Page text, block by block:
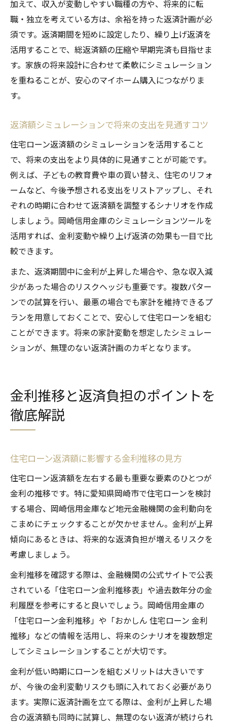
加えて、収入が変動しやすい職種の方や、将来的に転
職・独立を考えている方は、余裕を持った返済計画が必
須です。返済期間を短めに設定したり、繰り上げ返済を
活用することで、総返済額の圧縮や早期完済も目指せま
す。家族の将来設計に合わせて柔軟にシミュレーション
を重ねることが、安心のマイホーム購入につながりま
す。
返済額シミュレーションで将来の支出を見通すコツ
住宅ローン返済額のシミュレーションを活用すること
で、将来の支出をより具体的に見通すことが可能です。
例えば、子どもの教育費や車の買い替え、住宅のリフォ
ームなど、今後予想される支出をリストアップし、それ
ぞれの時期に合わせて返済額を調整するシナリオを作成
しましょう。岡崎信用金庫のシミュレーションツールを
活用すれば、金利変動や繰り上げ返済の効果も一目で比
較できます。
また、返済期間中に金利が上昇した場合や、急な収入減
少があった場合のリスクヘッジも重要です。複数パター
ンでの試算を行い、最悪の場合でも家計を維持できるプ
ランを用意しておくことで、安心して住宅ローンを組む
ことができます。将来の家計変動を想定したシミュレー
ションが、無理のない返済計画のカギとなります。
金利推移と返済負担のポイントを
徹底解説
住宅ローン返済額に影響する金利推移の見方
住宅ローン返済額を左右する最も重要な要素のひとつが
金利の推移です。特に愛知県岡崎市で住宅ローンを検討
する場合、岡崎信用金庫など地元金融機関の金利動向を
こまめにチェックすることが欠かせません。金利が上昇
傾向にあるときは、将来的な返済負担が増えるリスクを
考慮しましょう。
金利推移を確認する際は、金融機関の公式サイトで公表
されている「住宅ローン金利推移表」や過去数年分の金
利履歴を参考にすると良いでしょう。岡崎信用金庫の
「住宅ローン金利推移」や「おかしん 住宅ローン 金利
推移」などの情報を活用し、将来のシナリオを複数想定
してシミュレーションすることが大切です。
金利が低い時期にローンを組むメリットは大きいです
が、今後の金利変動リスクも頭に入れておく必要があり
ます。実際に返済計画を立てる際は、金利が上昇した場
合の返済額も同時に試算し、無理のない返済が続けられ